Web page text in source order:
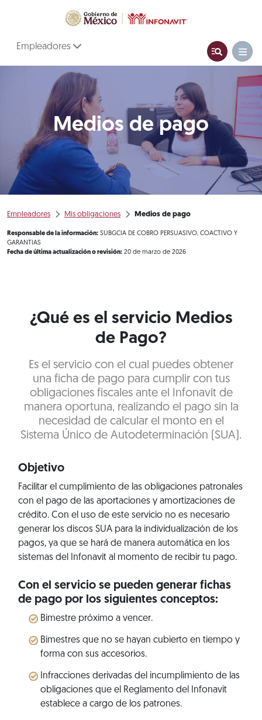
Empleadores
Medios de pago
Empleadores Mis obligaciones Medios de pago
Responsable de la información: SUBGCIA DE COBRO PERSUASIVO, COACTIVO Y
GARANTIAS
Fecha de última actualización o revisión: 20 de marzo de 2026
¿Qué es el servicio Medios
de Pago?
Es el servicio con el cual puedes obtener
una ficha de pago para cumplir con tus
obligaciones fiscales ante el Infonavit de
manera oportuna, realizando el pago sin la
necesidad de calcular el monto en el
Sistema Único de Autodeterminación (SUA).
Objetivo
Facilitar el cumplimiento de las obligaciones patronales
con el pago de las aportaciones y amortizaciones de
crédito. Con el uso de este servicio no es necesario
generar los discos SUA para la individualización de los
pagos, ya que se hará de manera automática en los
sistemas del Infonavit al momento de recibir tu pago.
Con el servicio se pueden generar fichas
de pago por los siguientes conceptos:
Bimestre próximo a vencer.
Bimestres que no se hayan cubierto en tiempo y
forma con sus accesorios.
Infracciones derivadas del incumplimiento de las
obligaciones que el Reglamento del Infonavit
establece a cargo de los patrones.